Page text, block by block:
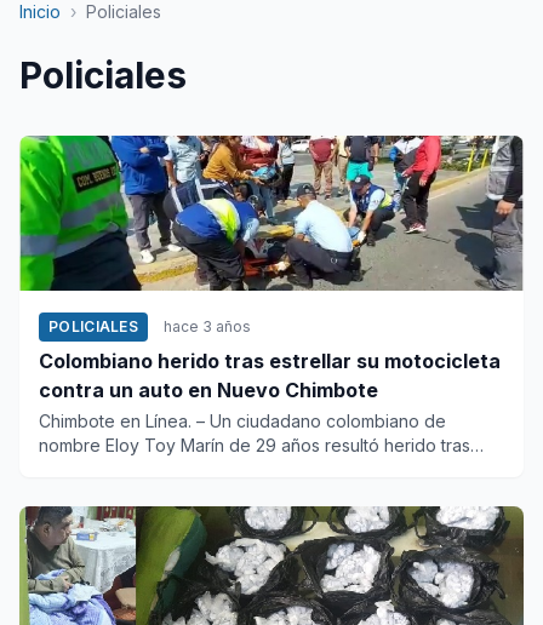
Inicio › Policiales
Policiales
POLICIALES hace 3 años
Colombiano herido tras estrellar su motocicleta
contra un auto en Nuevo Chimbote
Chimbote en Línea. – Un ciudadano colombiano de
nombre Eloy Toy Marín de 29 años resultó herido tras